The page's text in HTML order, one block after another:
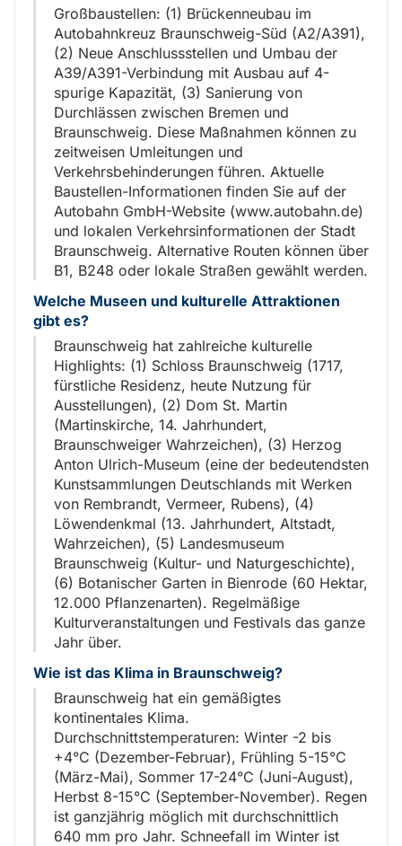
Großbaustellen: (1) Brückenneubau im
Autobahnkreuz Braunschweig-Süd (A2/A391),
(2) Neue Anschlussstellen und Umbau der
A39/A391-Verbindung mit Ausbau auf 4-
spurige Kapazität, (3) Sanierung von
Durchlässen zwischen Bremen und
Braunschweig. Diese Maßnahmen können zu
zeitweisen Umleitungen und
Verkehrsbehinderungen führen. Aktuelle
Baustellen-Informationen finden Sie auf der
Autobahn GmbH-Website (www.autobahn.de)
und lokalen Verkehrsinformationen der Stadt
Braunschweig. Alternative Routen können über
B1, B248 oder lokale Straßen gewählt werden.
Welche Museen und kulturelle Attraktionen
gibt es?
Braunschweig hat zahlreiche kulturelle
Highlights: (1) Schloss Braunschweig (1717,
fürstliche Residenz, heute Nutzung für
Ausstellungen), (2) Dom St. Martin
(Martinskirche, 14. Jahrhundert,
Braunschweiger Wahrzeichen), (3) Herzog
Anton Ulrich-Museum (eine der bedeutendsten
Kunstsammlungen Deutschlands mit Werken
von Rembrandt, Vermeer, Rubens), (4)
Löwendenkmal (13. Jahrhundert, Altstadt,
Wahrzeichen), (5) Landesmuseum
Braunschweig (Kultur- und Naturgeschichte),
(6) Botanischer Garten in Bienrode (60 Hektar,
12.000 Pflanzenarten). Regelmäßige
Kulturveranstaltungen und Festivals das ganze
Jahr über.
Wie ist das Klima in Braunschweig?
Braunschweig hat ein gemäßigtes
kontinentales Klima.
Durchschnittstemperaturen: Winter -2 bis
+4°C (Dezember-Februar), Frühling 5-15°C
(März-Mai), Sommer 17-24°C (Juni-August),
Herbst 8-15°C (September-November). Regen
ist ganzjährig möglich mit durchschnittlich
640 mm pro Jahr. Schneefall im Winter ist